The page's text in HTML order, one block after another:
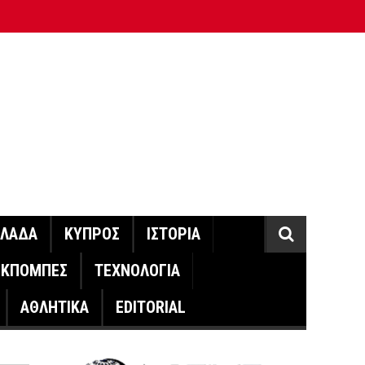
ΚΥΠΡΟΣ
ΙΣΤΟΡΙΑ
ΤΕΧΝΟΛΟΓΙΑ
ΑΘΛΗΤΙΚΑ EDITORIAL